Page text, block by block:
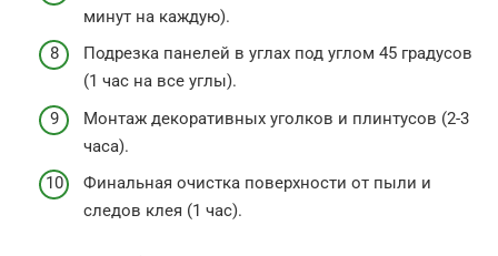
минут на каждую).
Подрезка панелей в углах под углом 45 градусов
(1 час на все углы).
Монтаж декоративных уголков и плинтусов (2-3
часа).
Финальная очистка поверхности от пыли и
следов клея (1 час).